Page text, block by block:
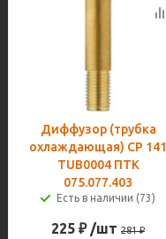
Диффузор (трубка
охлаждающая) CP 141
TUB0004 ПТК
075.077.403
Есть в наличии (73)
225 ₽ /шт 281₽